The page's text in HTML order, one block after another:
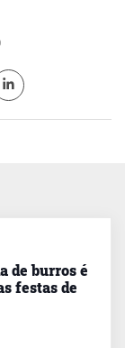
de burros é
festas de